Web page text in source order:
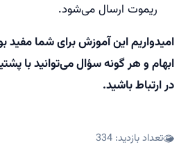
ریموت ارسال می‌شود.
امیدواریم این آموزش برای شما مفید
ابهام و هر گونه سؤال می‌توانید با
در ارتباط باشید.
تعداد بازدید: 334